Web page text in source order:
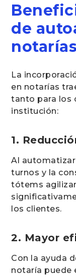
de
notarías
La
en notarías
tanto para los
institución:
1.
Al
turnos y la
tótems
los clientes.
2. Mayor
Con la ayuda
notaría puede